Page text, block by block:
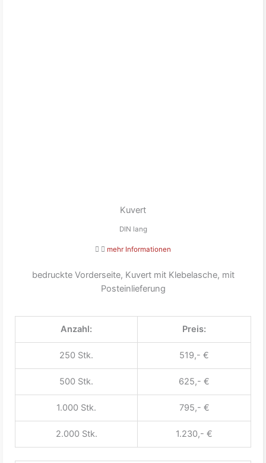
Kuvert
DIN lang
mehr Informationen
bedruckte Vorderseite, Kuvert mit Klebelasche, mit
Posteinlieferung
Anzahl: Preis:
250 Stk. 519,- €
500 Stk. 625,- €
1.000 Stk. 795,- €
2.000 Stk. 1.230,- €